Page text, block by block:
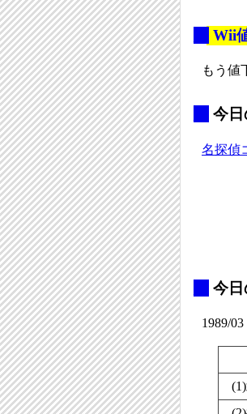
Wii
もう値
今
名探偵
今日
1989/03